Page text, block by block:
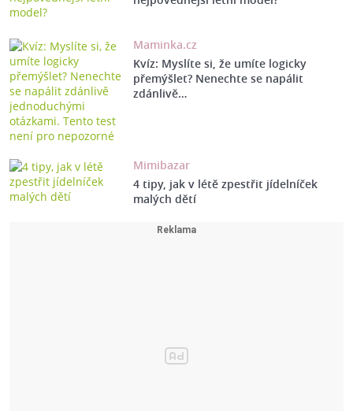
Maminka.cz
Kvíz: Myslíte si, že umíte logicky
přemýšlet? Nenechte se napálit
zdánlivě…
Mimibazar
4 tipy, jak v létě zpestřit jídelníček
malých dětí